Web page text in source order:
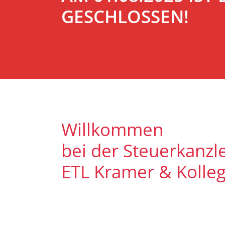
GESCHLOSSEN!
Willkommen
bei der
ETL Kramer &